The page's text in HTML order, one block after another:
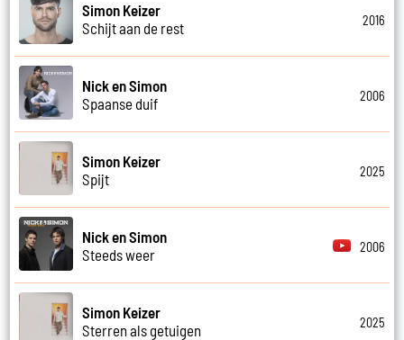
Simon Keizer
Schijt aan de rest
2016
Nick en Simon
Spaanse duif
2006
Simon Keizer
Spijt
2025
Nick en Simon
Steeds weer
2006
Simon Keizer
Sterren als getuigen
2025